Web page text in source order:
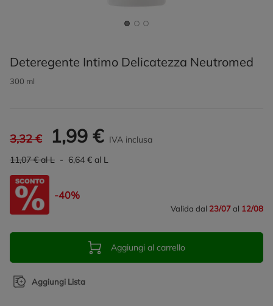
Deteregente Intimo Delicatezza Neutromed
300 ml
3,32 € 1,99 € IVA inclusa
11,07 € al L - 6,64 € al L
-40%
Valida dal 23/07al 12/08
Aggiungi al carrello
Aggiungi Lista